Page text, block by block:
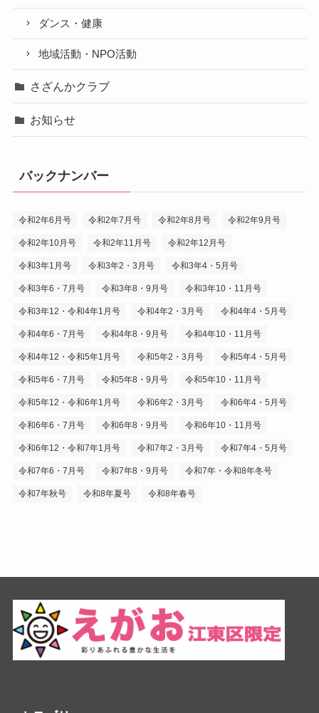
ダンス・健康
地域活動・NPO活動
さざんかクラブ
お知らせ
バックナンバー
令和2年6月号 令和2年7月号 令和2年8月号 令和2年9月号
令和2年10月号 令和2年11月号 令和2年12月号
令和3年1月号 令和3年2・3月号 令和3年4・5月号
令和3年6・7月号 令和3年8・9月号 令和3年10・11月号
令和3年12・令和4年1月号 令和4年2・3月号 令和4年4・5月号
令和4年6・7月号 令和4年8・9月号 令和4年10・11月号
令和4年12・令和5年1月号 令和5年2・3月号 令和5年4・5月号
令和5年6・7月号 令和5年8・9月号 令和5年10・11月号
令和5年12・令和6年1月号 令和6年2・3月号 令和6年4・5月号
令和6年6・7月号 令和6年8・9月号 令和6年10・11月号
令和6年12・令和7年1月号 令和7年2・3月号 令和7年4・5月号
令和7年6・7月号 令和7年8・9月号 令和7年・令和8年冬号
令和7年秋号 令和8年夏号 令和8年春号